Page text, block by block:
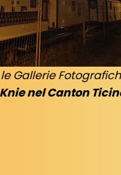
Gallerie
nel Canton